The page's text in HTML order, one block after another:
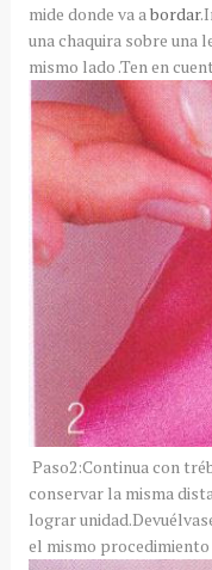
mide donde va a bordar
una chaquira sobre una
mismo lado .Ten en
Paso2:Continua con
conservar la misma
lograr
el mismo procedimiento